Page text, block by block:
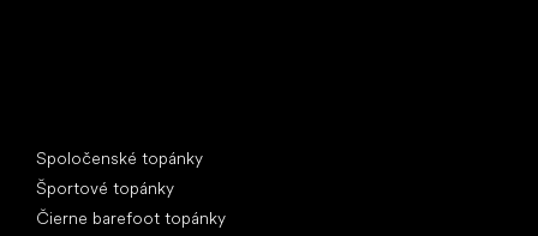
Spoločenské topánky
Športové topánky
Čierne barefoot topánky